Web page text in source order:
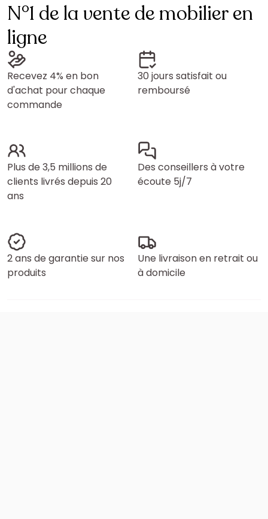
N°1 de la vente de mobilier en
ligne
Recevez 4% en bon
d'achat pour chaque
commande
30 jours satisfait ou
remboursé
Plus de 3,5 millions de
clients livrés depuis 20
ans
Des conseillers à votre
écoute 5j/7
2 ans de garantie sur nos
produits
Une livraison en retrait ou
à domicile